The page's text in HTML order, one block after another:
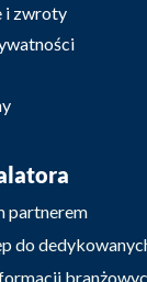
i zwroty
partnerem
do